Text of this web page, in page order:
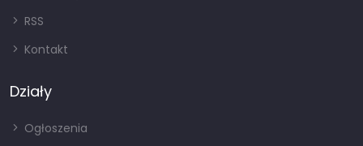
RSS
Kontakt
Działy
Ogłoszenia